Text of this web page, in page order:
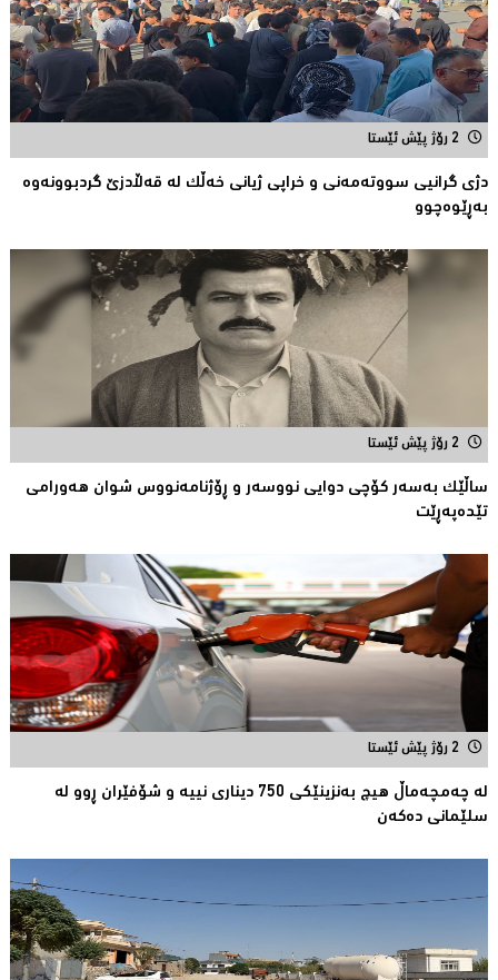
2 رۆژ پێش ئێستا
دژی گرانیی سووتەمەنی و خراپی ژیانی خەڵك لە قەڵادزێ‌ گردبوونەوە
بەڕێوەچوو
2 رۆژ پێش ئێستا
ساڵێك بەسەر كۆچی دوایی نووسەر و ڕۆژنامەنووس شوان هەورامی
تێدەپەڕێت
2 رۆژ پێش ئێستا
لە چەمچەماڵ هیچ بەنزینێکى 750 دیناری نییە و شۆفێران ڕوو لە
سلێمانى دەکەن